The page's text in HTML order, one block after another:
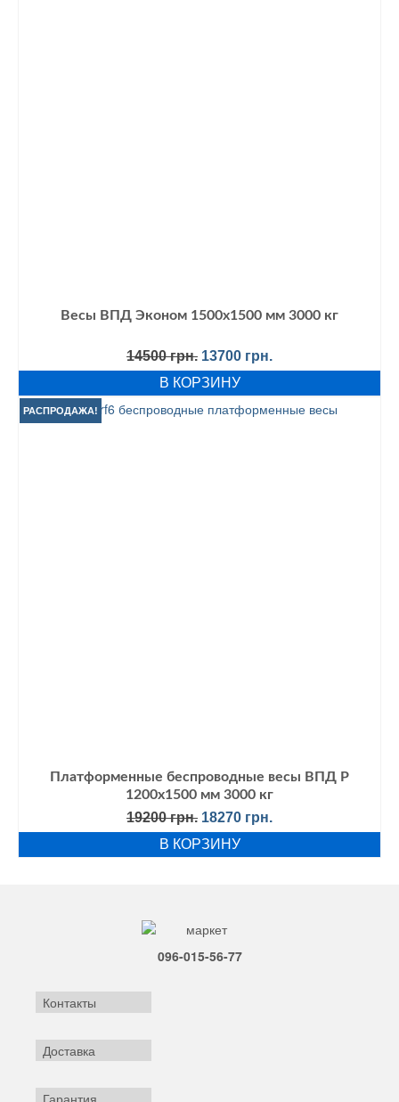
Весы ВПД Эконом 1500х1500 мм 3000 кг
14500грн. Первоначальная
цена
составляла
14500 грн..
13700 грн.Текущая
цена:
В КОРЗИНУ
РАСПРОДАЖА!
Платформенные беспроводные весы ВПД Р
1200х1500 мм 3000 кг
19200грн. Первоначальная
цена
составляла
18270 грн.Текущая
цена:
В КОРЗИНУ
096-015-56-77
Контакты
Доставка